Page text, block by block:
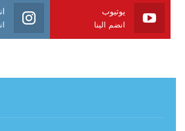
يوتيوب
انضم الينا